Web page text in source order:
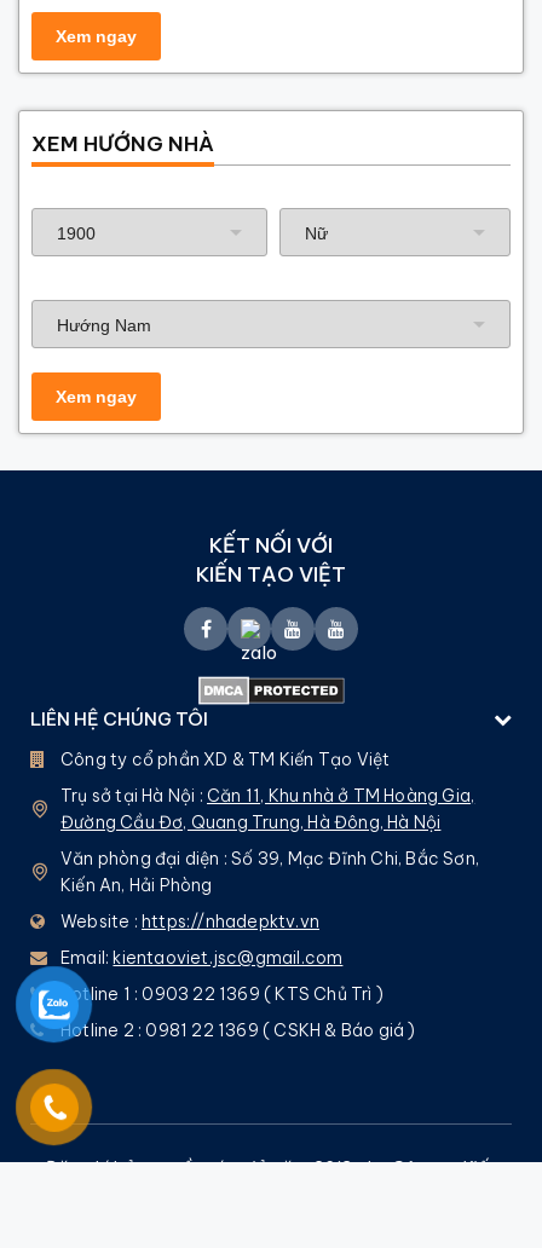
XEM HƯỚNG NHÀ
KẾT NỐI VỚI
KIẾN TẠO VIỆT
LIÊN HỆ CHÚNG TÔI
Công ty cổ phần XD & TM Kiến Tạo Việt
Trụ sở tại Hà Nội : Căn 11, Khu nhà ở TM Hoàng Gia,
Đường Cầu Đơ, Quang Trung, Hà Đông, Hà Nội
Văn phòng đại diện : Số 39, Mạc Đĩnh Chi, Bắc Sơn,
Kiến An, Hải Phòng
Website : https://nhadepktv.vn
Email:kientaoviet.jsc@gmail.com
Hotline 1 : 0903 22 1369 ( KTS Chủ Trì )
Hotline 2 : 0981 22 1369 ( CSKH & Báo giá )
Đăng kí bản quyền tác giả năm 2013 cho Công ty Kiến